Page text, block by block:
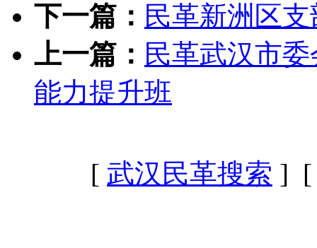
下一篇： 民革新洲区
上一篇： 民革武汉市
能力提升班
[ 武汉民革搜索 ]